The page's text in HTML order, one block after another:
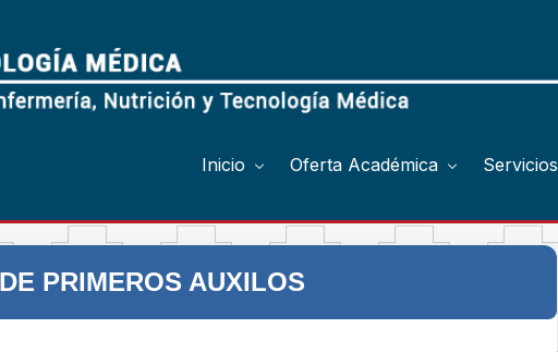
Inicio Oferta Académica Servicios
PRIMEROS AUXILOS